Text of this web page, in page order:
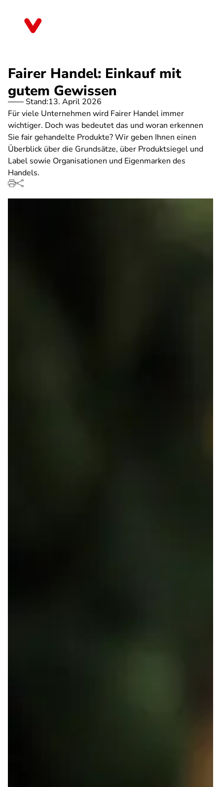
Fairer Handel: Einkauf mit
gutem Gewissen
Stand:13. April 2026
Für viele Unternehmen wird Fairer Handel immer
wichtiger. Doch was bedeutet das und woran erkennen
Sie fair gehandelte Produkte? Wir geben Ihnen einen
Überblick über die Grundsätze, über Produktsiegel und
Label sowie Organisationen und Eigenmarken des
Handels.